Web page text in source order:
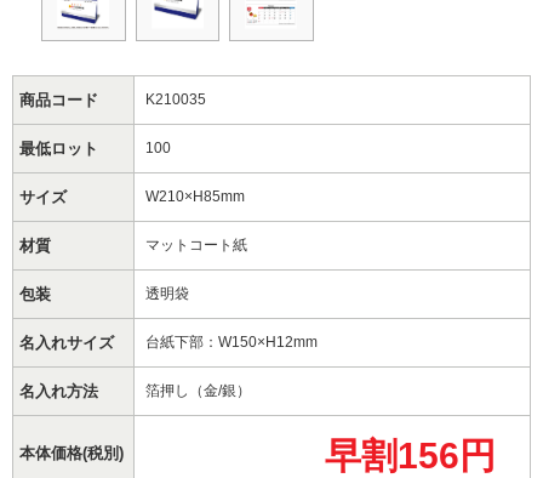
商品コード K210035
最低ロット 100
サイズ W210×H85mm
材質 マットコート紙
包装 透明袋
名入れサイズ 台紙下部：W150×H12mm
名入れ方法 箔押し（金/銀）
本体価格(税別) 早割156円